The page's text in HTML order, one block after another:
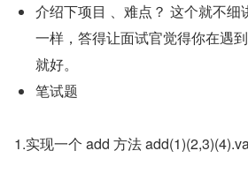
介绍下项目 、难点？ 这个就不细
一样，答得让面试官觉得你在遇
就好。
笔试题
1.实现一个 add 方法